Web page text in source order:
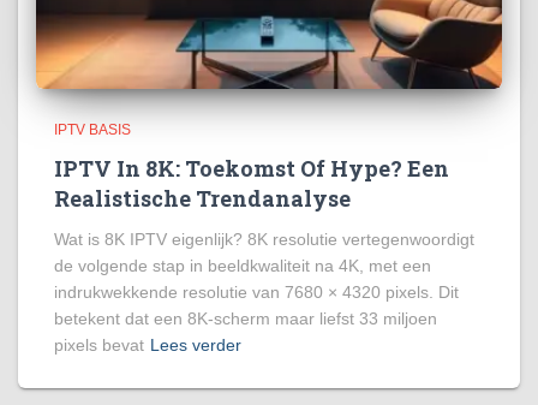
IPTV BASIS
IPTV In 8K: Toekomst Of Hype? Een
Realistische Trendanalyse
Wat is 8K IPTV eigenlijk? 8K resolutie vertegenwoordigt
de volgende stap in beeldkwaliteit na 4K, met een
indrukwekkende resolutie van 7680 × 4320 pixels. Dit
betekent dat een 8K-scherm maar liefst 33 miljoen
pixels bevat Lees verder